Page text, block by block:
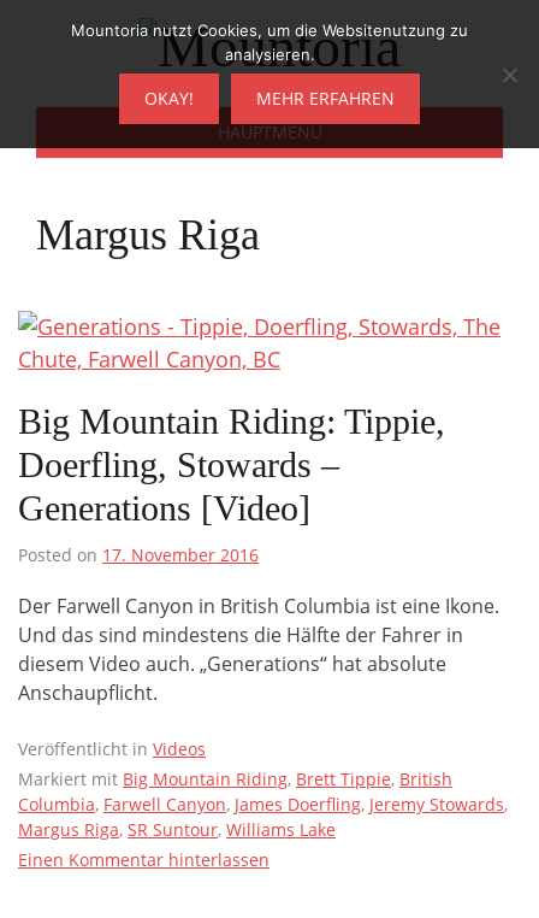
HAUPTMENÜ
Margus Riga
Big Mountain Riding: Tippie,
Doerfling, Stowards –
Generations [Video]
Posted on 17. November 2016
Der Farwell Canyon in British Columbia ist eine Ikone.
Und das sind mindestens die Hälfte der Fahrer in
diesem Video auch. „Generations“ hat absolute
Anschaupflicht.
Veröffentlicht in Videos
Markiert mit Big Mountain Riding, Brett Tippie, British
Columbia, Farwell Canyon, James Doerfling, Jeremy Stowards,
Margus Riga, SR Suntour, Williams Lake
Einen Kommentar hinterlassen
Mountoria nutzt Cookies, um die Websitenutzung zu
analysieren.
OKAY! MEHR ERFAHREN